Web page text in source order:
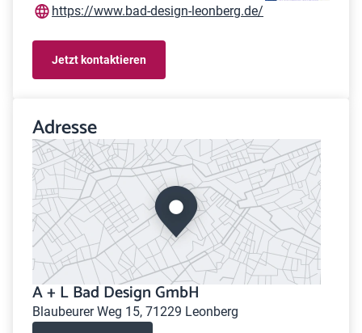
https://www.bad-design-leonberg.de/
Jetzt kontaktieren
Adresse
A + L Bad Design GmbH
Blaubeurer Weg 15, 71229 Leonberg